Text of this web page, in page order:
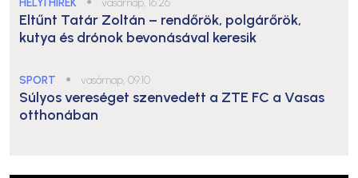
HELYI HÍREK vasárnap, 16:26
Eltűnt Tatár Zoltán – rendőrök, polgárőrök,
kutya és drónok bevonásával keresik
SPORT ● vasárnap, 09:10
Súlyos vereséget szenvedett a ZTE FC a Vasas
otthonában